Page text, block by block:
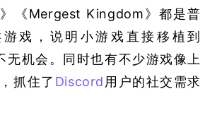
《Mergest Kingdom》都是普
戏，说明小游戏直接移植到
无机会。同时也有不少游戏像上
抓住了 Discord 用户的社交需求